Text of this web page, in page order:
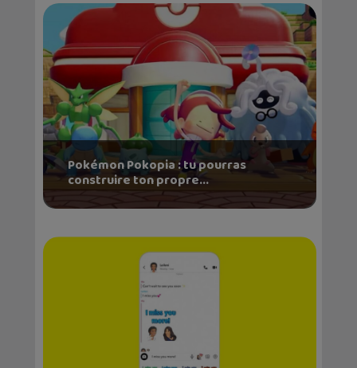
Pokémon Pokopia : tu pourras
construire ton propre...